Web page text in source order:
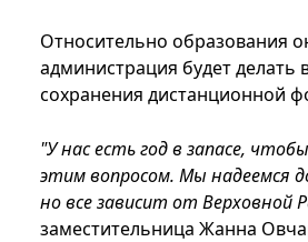
Относительно образования
администрация будет делать
сохранения дистанционной
"У нас есть год в запасе,
этим вопросом. Мы надеемся
но все зависит от Верховной
заместительница Жанна